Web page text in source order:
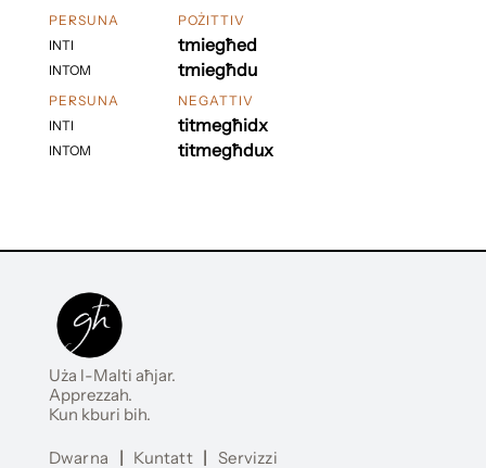
PERSUNA
INTI
INTOM
POŻITTIV
tmiegħed
tmiegħdu
PERSUNA
INTI
INTOM
NEGATTIV
titmegħidx
titmegħdux
Uża l-Malti aħjar.
Apprezzah.
Kun kburi bih.
Dwarna | Kuntatt | Servizzi